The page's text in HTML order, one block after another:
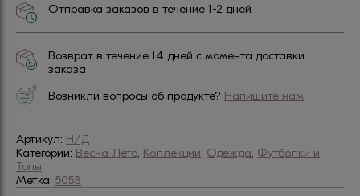
Отправка заказов в течение 1-2 дней
Возврат в течение 14 дней с момента доставки
заказа
Возникли вопросы об продукте? Напишите нам
Артикул: Н/Д
Категории: Весна-Лето, Коллекции, Одежда, Футболки и
Топы
Метка: 5053